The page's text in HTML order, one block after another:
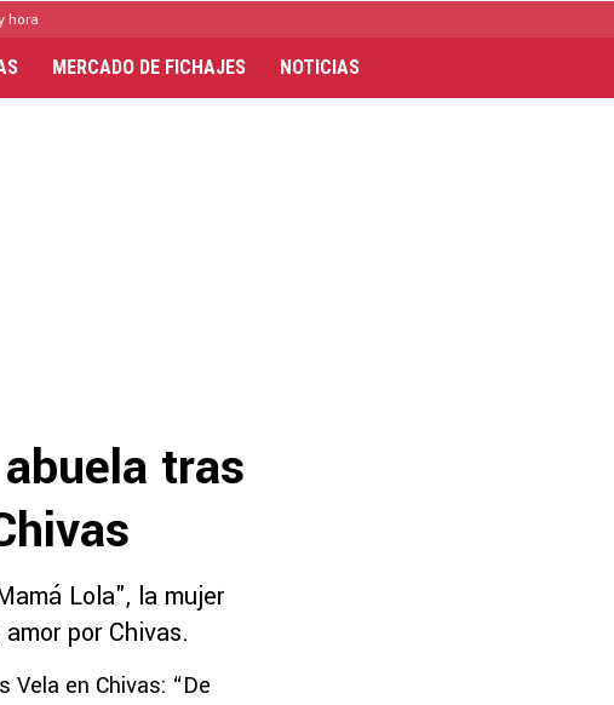
hora
MERCADO DE FICHAJES NOTICIAS
tras
Lola", la mujer
por Chivas.
en Chivas: “De